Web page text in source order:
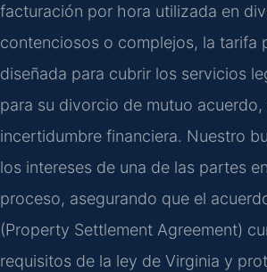
facturación por hora utilizada en
contenciosos o complejos, la tarifa
diseñada para cubrir los servicios
para su divorcio de mutuo acuerdo,
incertidumbre financiera. Nuestro
los intereses de una de las partes
proceso, asegurando que el
(Property Settlement Agreement)
requisitos de la ley de Virginia y